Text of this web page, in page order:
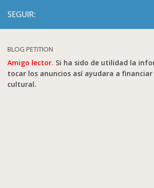
SEGUIR:
BLOG PETITION
Amigo lector. Si ha sido de utilidad la
tocar los anuncios así ayudara a
cultural.